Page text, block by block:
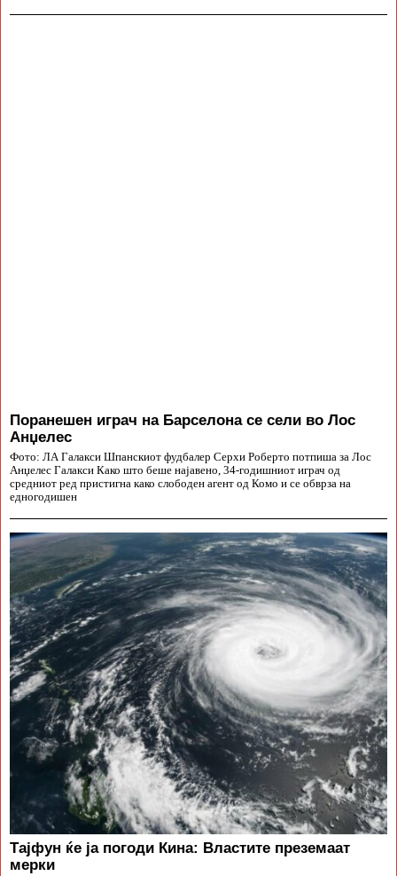
Поранешен играч на Барселона се сели во Лос
Анџелес
Фото: ЛА Галакси Шпанскиот фудбалер Серхи Роберто потпиша за Лос
Анџелес Галакси Како што беше најавено, 34-годишниот играч од
средниот ред пристигна како слободен агент од Комо и се обврза на
едногодишен
Тајфун ќе ја погоди Кина: Властите преземаат
мерки